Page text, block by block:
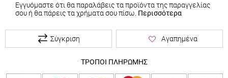
Εγγυόμαστε ότι θα παραλάβεις τα προϊόντα της παραγγελίας
σου ή θα πάρεις τα χρήματα σου πίσω. Περισσότερα
Σύγκριση Αγαπημένα
ΤΡΟΠΟΙ ΠΛΗΡΩΜΗΣ